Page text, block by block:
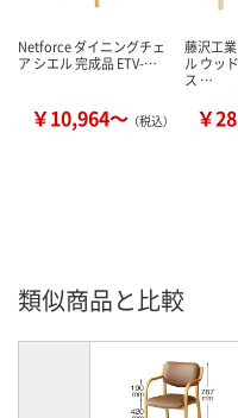
Netforce ダイニングチェ
ア シエル 完成品 ETV-…
￥10,964～ （税込）
藤沢工
ル ウッ
ス …
￥
類似商品と比較